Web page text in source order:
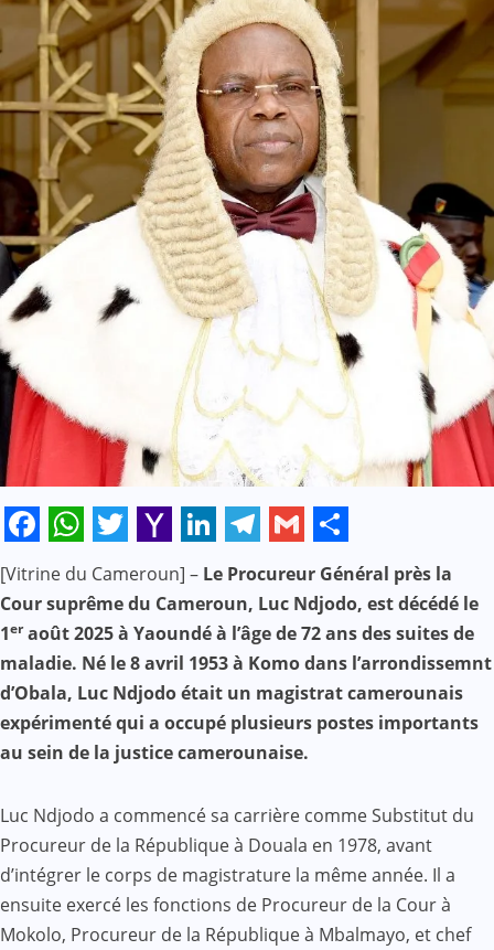
Facebook
WhatsApp
Twitter
Yahoo
Mail
LinkedIn
Telegram
Gmail
Share
[Vitrine du Cameroun] – Le Procureur Général près la
Cour suprême du Cameroun, Luc Ndjodo, est décédé le
1eraoût 2025 à Yaoundé à l’âge de 72 ans des suites de
maladie. Né le 8 avril 1953 à Komo dans l’arrondissemnt
d’Obala, Luc Ndjodo était un magistrat camerounais
expérimenté qui a occupé plusieurs postes importants
au sein de la justice camerounaise.
Luc Ndjodo a commencé sa carrière comme Substitut du
Procureur de la République à Douala en 1978, avant
d’intégrer le corps de magistrature la même année. Il a
ensuite exercé les fonctions de Procureur de la Cour à
Mokolo, Procureur de la République à Mbalmayo, et chef